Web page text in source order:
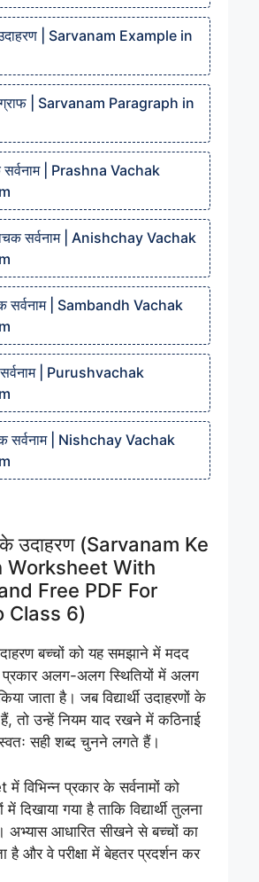
| Sarvanam Example in
| Sarvanam Paragraph in
सर्वनाम | Prashna Vachak
सर्वनाम | Anishchay Vachak
सर्वनाम | Sambandh Vachak
| Purushvachak
सर्वनाम | Nishchay Vachak
के उदाहरण (Sarvanam Ke
Worksheet With
Free PDF For
Class 6)
बच्चों को यह समझाने में मदद
अलग-अलग स्थितियों में अलग
जाता है। जब विद्यार्थी उदाहरणों के
तो उन्हें नियम याद रखने में कठिनाई
सही शब्द चुनने लगते हैं।
विभिन्न प्रकार के सर्वनामों को
गया है ताकि विद्यार्थी तुलना
आधारित सीखने से बच्चों का
है और वे परीक्षा में बेहतर प्रदर्शन कर